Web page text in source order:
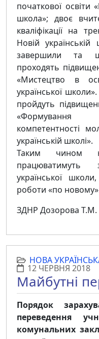
початкової освіти
школа»; двоє
кваліфікації на
Новій
завершили та
проходять
«Мистецтво в
української
пройдуть
«Формування
компетентності
українській школі».
Таким чином
української
роботи «по
ЗДНР Дозорова Т.М.
НОВА
12 ЧЕРВНЯ 2018
Майбутні
Порядок
переведення
комунальних